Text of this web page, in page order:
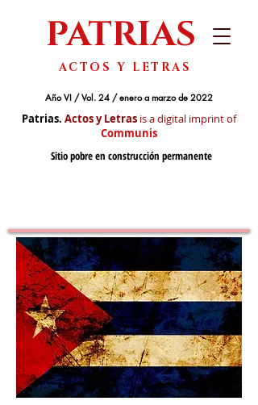
PATRIAS
Sitio pobre en construcción permanente
ACTOS Y LETRAS
Año VI / Vol. 24 / enero a marzo de 2022
Patrias. Actos y Letras is a digital imprint of
Communis